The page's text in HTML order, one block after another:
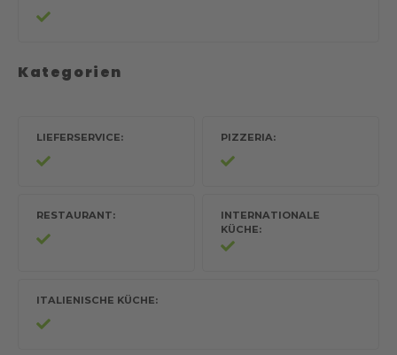
Kategorien
LIEFERSERVICE PIZZERIA
RESTAURANT
INTERNATIONALE
KÜCHE
ITALIENISCHE KÜCHE